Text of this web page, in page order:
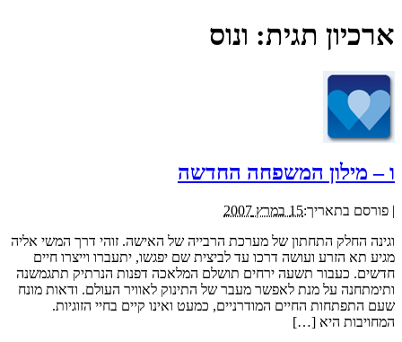
ארכיון תגית: ונוס
ו – מילון המשפחה החדשה
| פורסם בתאריך:15 במרץ 2007
וגינה החלק התחתון של מערכת הרבייה של האישה. זוהי דרך המשי אליה
מגיע תא הזרע ועושה דרכו עד לביצית שם יפגשו, יתעברו וייצרו חיים
חדשים. כעבור תשעה ירחים תושלם המלאכה דפנות הנרתיק תתגמשנה
ותימתחנה על מנת לאפשר מעבר של התינוק לאוויר העולם. ודאות מונח
שעם התפתחות החיים המודרניים, כמעט ואינו קיים בחיי הזוגיות.
המחויבות היא […]